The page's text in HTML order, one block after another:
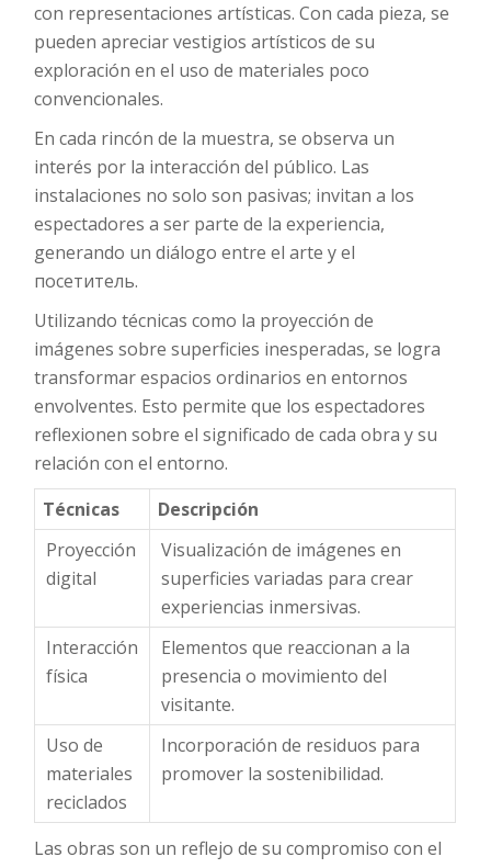
con representaciones artísticas. Con cada pieza, se
pueden apreciar vestigios artísticos de su
exploración en el uso de materiales poco
convencionales.
En cada rincón de la muestra, se observa un
interés por la interacción del público. Las
instalaciones no solo son pasivas; invitan a los
espectadores a ser parte de la experiencia,
generando un diálogo entre el arte y el
посетитель.
Utilizando técnicas como la proyección de
imágenes sobre superficies inesperadas, se logra
transformar espacios ordinarios en entornos
envolventes. Esto permite que los espectadores
reflexionen sobre el significado de cada obra y su
relación con el entorno.
Técnicas
Descripción
Proyección
digital
Visualización de imágenes en
superficies variadas para crear
experiencias inmersivas.
Interacción
física
Elementos que reaccionan a la
presencia o movimiento del
visitante.
Uso de
materiales
reciclados
Incorporación de residuos para
promover la sostenibilidad.
Las obras son un reflejo de su compromiso con el